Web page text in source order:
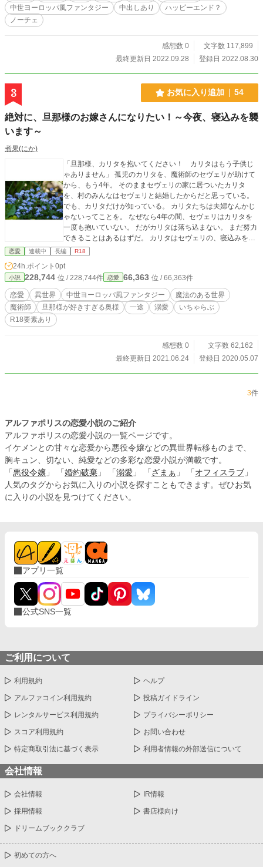
中世ヨーロッパ風ファンタジー
中出しあり
ハッピーエンド？
ノーチェ
感想数 0
文字数 117,899
最終更新日 2022.09.28
登録日 2022.08.30
3 お気に入り追加 54
絶対に、旦那様のお嫁さんになりたい！～今夜、寝込みを襲
います～
煮果(にか)
「旦那様、カリタを抱いてください！ カリタはもう子供じ
ゃありません」 孤児のカリタを、魔術師のセヴェリが助けて
から、もう4年。 そのままセヴェリの家に居ついたカリタ
を、村のみんなはセヴェリと結婚したからだと思っている。
でも、カリタだけが知っている。 カリタたちは夫婦なんかじ
ゃないってことを。 なぜなら4年の間、セヴェリはカリタを
一度も抱いていない。 だがカリタは落ち込まない。 まだ努力
できることはあるはずだ。 カリタはセヴェリの、寝込みを襲
うことにした。 ※「小説家になろう」様
でも連載してます。 R18シーンがある話には★をつけていま
す。 ※6/1タイトル変更しました。 旧題『世界一大好きな人
のお嫁さんになりました～命の恩人の魔術師に一目惚れ～』
恋愛 連載中 長編 R18
24h.ポイント 0pt
小説 228,744 位 / 228,744件 恋愛 66,363 位 / 66,363件
恋愛 異世界 中世ヨーロッパ風ファンタジー
魔法のある世界
魔術師
旦那様が好きすぎる奥様 一途 溺愛
いちゃらぶ
R18要素あり
感想数 0
文字数 62,162
最終更新日 2021.06.24
登録日 2020.05.07
3件
アルファポリスの恋愛小説のご紹介
アルファポリスの恋愛小説の一覧ページです。
イケメンとの甘々な恋愛から悪役令嬢などの異世界転移ものまで、
胸キュン、切ない、純愛などの多彩な恋愛小説が満載です。
「 悪役令嬢 」 「 婚約破棄 」 「 溺愛 」 「 ざまぁ 」 「 オフィスラブ 」
人気のタグからお気に入りの小説を探すこともできます。ぜひお気
に入りの小説を見つけてください。
アプリ一覧
公式SNS一覧
ご利用について
利用規約 ヘルプ
アルファコイン利用規約 投稿ガイドライン
レンタルサービス利用規約 プライバシーポリシー
スコア利用規約 お問い合わせ
特定商取引法に基づく表示 利用者情報の外部送信について
会社情報
会社情報 IR情報
採用情報 書店様向け
ドリームブッククラブ
初めての方へ